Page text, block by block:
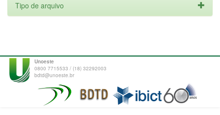
Tipo de arquivo
Unoeste
0800 7715533 / (18) 32292003
bdtd@unoeste.br